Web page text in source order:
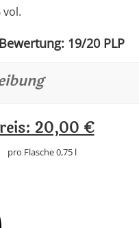
vol.
19/20 PLP
20,00 €
pro Flasche 0,75 l